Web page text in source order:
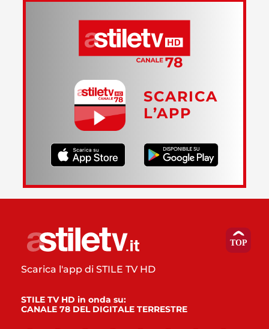
SCARICA
L’APP
Scarica l'app di STILE TV HD
STILE TV HD in onda su:
CANALE 78 DEL DIGITALE TERRESTRE